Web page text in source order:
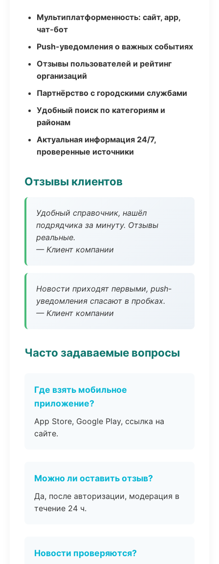
Мультиплатформенность: сайт, app,
чат-бот
Push-уведомления о важных событиях
Отзывы пользователей и рейтинг
организаций
Партнёрство с городскими службами
Удобный поиск по категориям и
районам
Актуальная информация 24/7,
проверенные источники
Отзывы клиентов
Удобный справочник, нашёл
подрядчика за минуту. Отзывы
реальные.
— Клиент компании
Новости приходят первыми, push-
уведомления спасают в пробках.
— Клиент компании
Часто задаваемые вопросы
Где взять мобильное
приложение?
App Store, Google Play, ссылка на
сайте.
Можно ли оставить отзыв?
Да, после авторизации, модерация в
течение 24 ч.
Новости проверяются?